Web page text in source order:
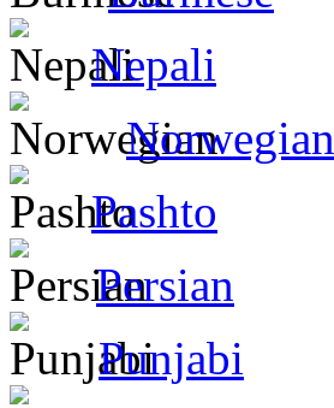
Nepali
Norwegian
Pashto
Persian
Punjabi